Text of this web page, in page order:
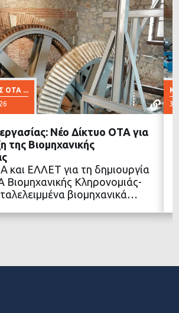
ΟΤΑ ...
ΠΕΡΙΣΣΟΤΕΡΑ
Νέο Δίκτυο ΟΤΑ για
της Βιομηχανικής
και ΕΛΛΕΤ για τη δημιουργία
Βιομηχανικής Κληρονομιάς-
βιομηχανικά…
30